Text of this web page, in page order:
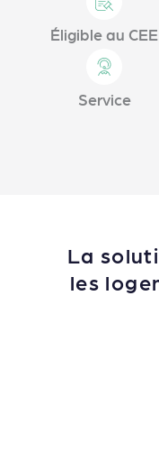
Éligible au CEE
Service
La
les